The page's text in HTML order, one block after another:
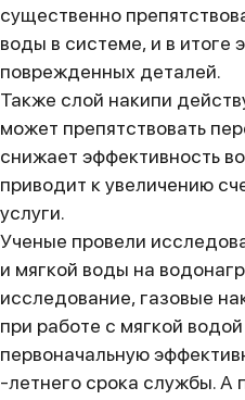
существенно
воды в системе, и в итоге
поврежденных деталей.
Также слой накипи
может препятствовать
снижает эффективность
приводит к увеличению
услуги.
Ученые провели
и мягкой воды на
исследование, газовые
при работе с мягкой
первоначальную
-летнего срока службы. А